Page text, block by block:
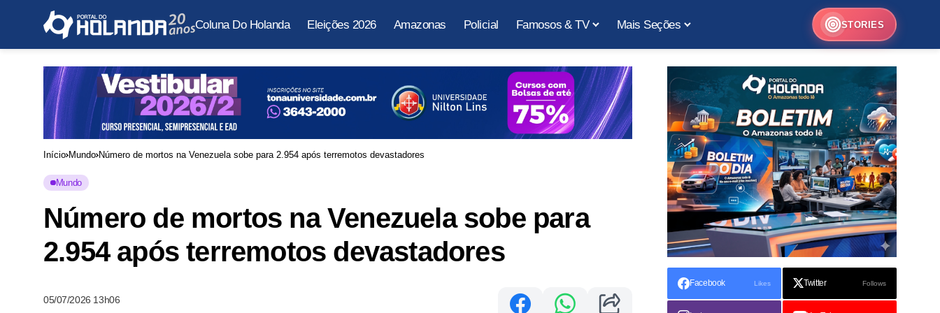
Coluna Do Holanda Eleições 2026 Amazonas Policial Famosos & TV Mais Seções STORIES
Início Mundo Número de mortos na Venezuela sobe para 2.954 após terremotos devastadores
Mundo
Número de mortos na Venezuela sobe para
2.954 após terremotos devastadores
05/07/2026 13h06
Facebook Likes Twitter Follows